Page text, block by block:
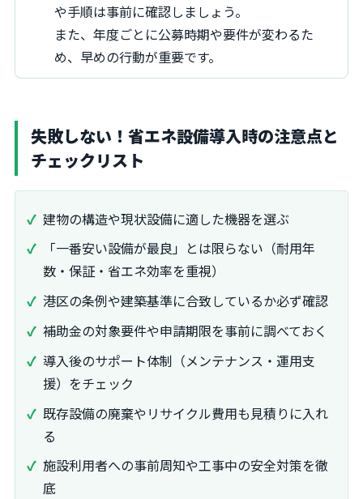
や手順は事前に確認しましょう。
また、年度ごとに公募時期や要件が変わるた
め、早めの行動が重要です。
失敗しない！省エネ設備導入時の注意点と
チェックリスト
建物の構造や現状設備に適した機器を選ぶ
「一番安い設備が最良」とは限らない（耐用年
数・保証・省エネ効率を重視）
港区の条例や建築基準に合致しているか必ず確認
補助金の対象要件や申請期限を事前に調べておく
導入後のサポート体制（メンテナンス・運用支
援）をチェック
既存設備の廃棄やリサイクル費用も見積りに入れ
る
施設利用者への事前周知や工事中の安全対策を徹
底